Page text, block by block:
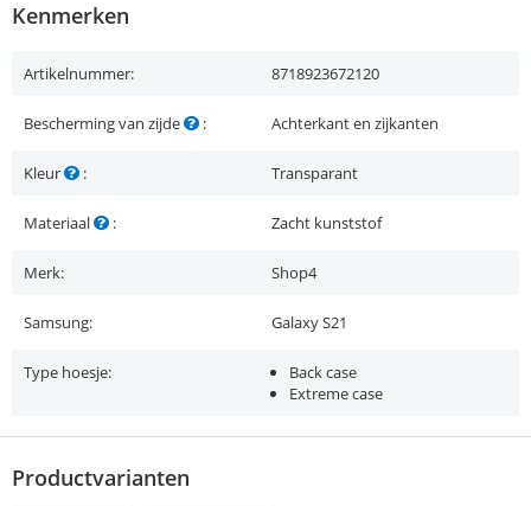
Kenmerken
Artikelnummer: 8718923672120
Bescherming van zijde : Achterkant en zijkanten
Kleur : Transparant
Materiaal : Zacht kunststof
Merk: Shop4
Samsung: Galaxy S21
Type hoesje:
Back case
Extreme case
Productvarianten